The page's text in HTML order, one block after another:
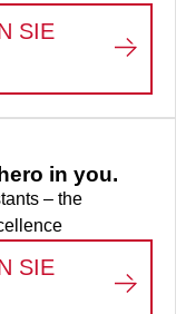
SIE
in you.
– the
SIE
SEE THE